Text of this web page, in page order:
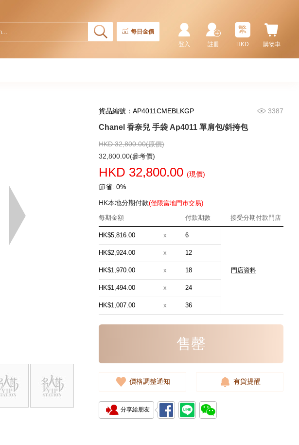
每日金價
購物車
繁
HKD
註冊
登入
貨品編號：AP4011CMEBLKGP 3387
Chanel 香奈兒 手袋 Ap4011 單肩包/斜挎包
HKD 32,800.00(原價)
32,800.00(參考價)
HKD 32,800.00 (現價)
節省: 0%
HK本地分期付款(僅限當地門市交易)
每期金額
付款期數 接受分期付款門店
HK$5,816.00 x 6
門店資料
HK$2,924.00 x 12
HK$1,970.00 x 18
HK$1,494.00 x 24
HK$1,007.00 x 36
售罄
價格調整通知 有貨提醒
分享給朋友
Chanel 香奈兒 手袋 As5293
單肩包/手提包
Chanel 香奈兒 手袋 As5631
54,800.00